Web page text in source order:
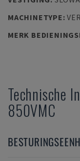
MACHINETYPE:
MERK
Technische
850VMC